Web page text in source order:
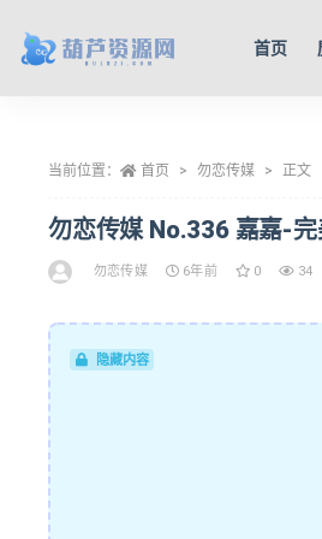
首页
当前位置： 首页 勿恋传媒 正文
勿恋传媒 No.336 嘉嘉-
勿恋传媒 6年前 0 34
隐藏内容